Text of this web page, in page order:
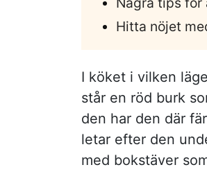
Hitta nöjet
I köket i vilken
står en röd burk
den har den där
letar efter den
med bokstäver